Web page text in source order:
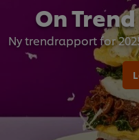
On
Ny trendrapport for